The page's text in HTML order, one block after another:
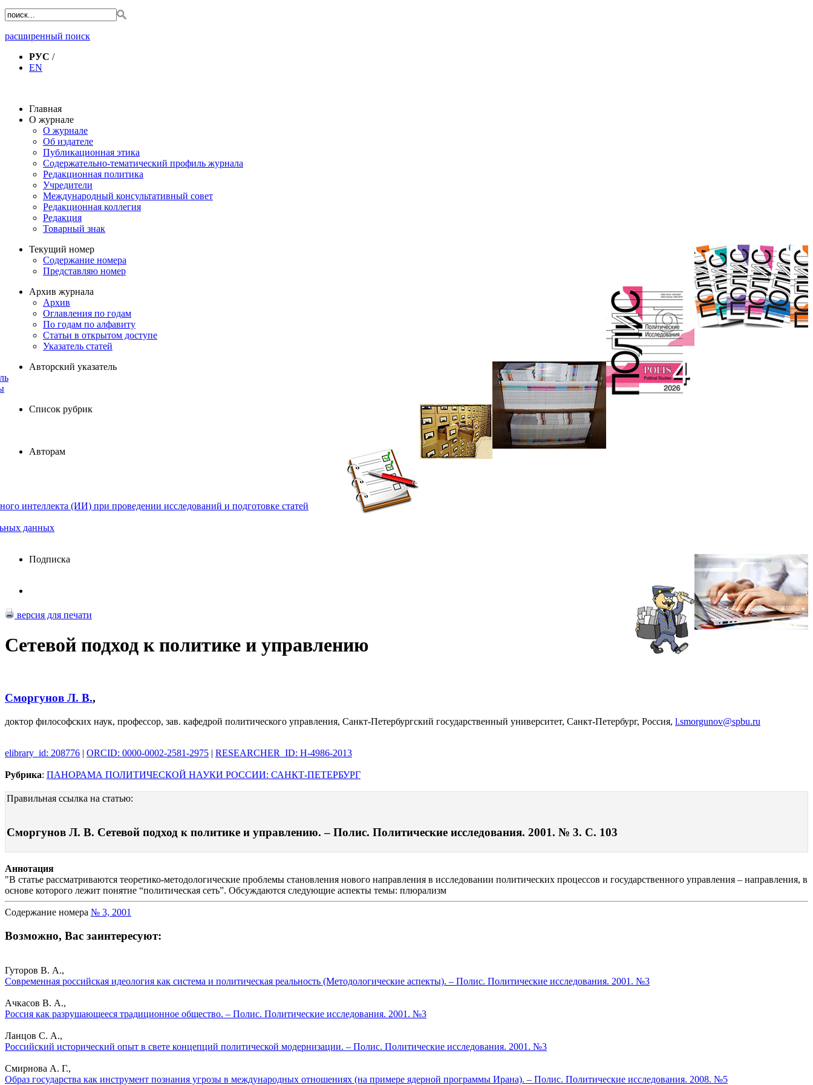
расширенный поиск
РУС /
EN
Главная
О журнале
О журнале
Об издателе
Публикационная этика
Содержательно-тематический профиль журнала
Редакционная политика
Учредители
Международный консультативный совет
Редакционная коллегия
Редакция
Товарный знак
Текущий номер
Содержание номера
Представляю номер
Архив журнала
Архив
Оглавления по годам
По годам по алфавиту
Статьи в открытом доступе
Указатель статей
Авторский указатель
Список рубрик
Авторам
интеллекта (ИИ) при проведении исследований и подготовке статей
данных
Подписка
версия для печати
Сетевой подход к политике и управлению
Сморгунов Л. В.,
доктор философских наук, профессор, зав. кафедрой политического управления, Санкт-Петербургский государственный университет, Санкт-Петербург, Россия, l.smorgunov@spbu.ru
elibrary_id: 208776 | ORCID: 0000-0002-2581-2975 | RESEARCHER_ID: H-4986-2013
Рубрика: ПАНОРАМА ПОЛИТИЧЕСКОЙ НАУКИ РОССИИ: САНКТ-ПЕТЕРБУРГ
Правильная ссылка на статью:
Сморгунов Л. В. Сетевой подход к политике и управлению. – Полис. Политические исследования. 2001. № 3. С. 103
Аннотация
"В статье рассматриваются теоретико-методологические проблемы становления нового направления в исследовании политических процессов и государственного управления – направления, в
основе которого лежит понятие “политическая сеть”. Обсуждаются следующие аспекты темы: плюрализм
Содержание номера № 3, 2001
Возможно, Вас заинтересуют:
Гуторов В. А.,
Современная российская идеология как система и политическая реальность (Методологические аспекты). – Полис. Политические исследования. 2001. №3
Ачкасов В. А.,
Россия как разрушающееся традиционное общество. – Полис. Политические исследования. 2001. №3
Ланцов С. А.,
Российский исторический опыт в свете концепций политической модернизации. – Полис. Политические исследования. 2001. №3
Смирнова А. Г.,
Образ государства как инструмент познания угрозы в международных отношениях (на примере ядерной программы Ирана). – Полис. Политические исследования. 2008. №5